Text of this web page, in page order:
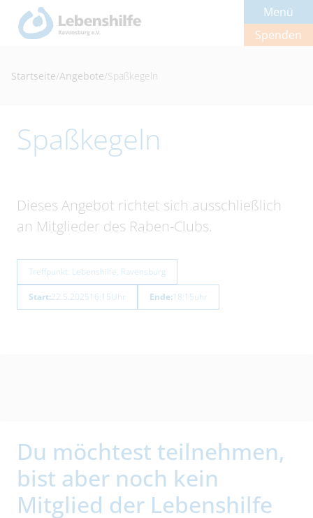
Menü
Spenden
Startseite/Angebote/Spaßkegeln
Spaßkegeln
Dieses Angebot richtet sich ausschließlich
an Mitglieder des Raben-Clubs.
Treffpunkt: Lebenshilfe, Ravensburg
Start:22.5.2025 16:15Uhr Ende:18:15uhr
Du möchtest teilnehmen,
bist aber noch kein
Mitglied der Lebenshilfe